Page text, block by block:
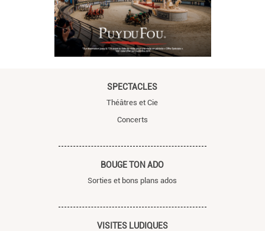
SPECTACLES
Théâtres et Cie
Concerts
BOUGE TON ADO
Sorties et bons plans ados
VISITES LUDIQUES